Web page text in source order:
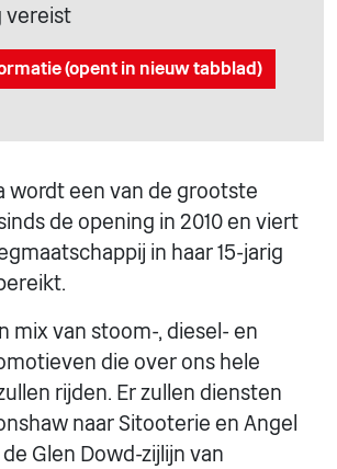
vereist
(opent in nieuw tabblad)
wordt een van de grootste
de opening in 2010 en viert
in haar 15-jarig
mix van stoom-, diesel- en
die over ons hele
rijden. Er zullen diensten
naar Sitooterie en Angel
Glen Dowd-zijlijn van